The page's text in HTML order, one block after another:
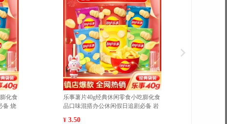
魔法士干脆面袋装20g/袋休闲膨化零
食品干吃充饥即食方便面 吮指嫩牛排
魔法士干脆面袋装20g/袋休闲膨
食品干吃充饥即食方便面 香烤